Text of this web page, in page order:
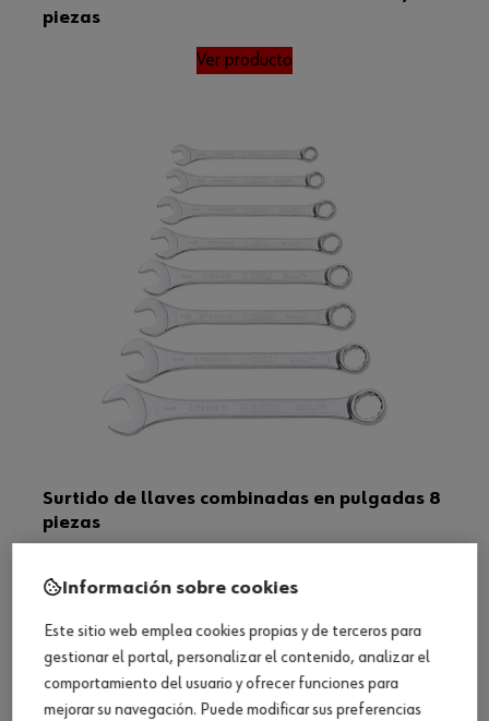
piezas
Ver producto
Surtido de llaves combinadas en pulgadas 8
piezas
Información sobre cookies
Este sitio web emplea cookies propias y de terceros para
gestionar el portal, personalizar el contenido, analizar el
comportamiento del usuario y ofrecer funciones para
mejorar su navegación. Puede modificar sus preferencias